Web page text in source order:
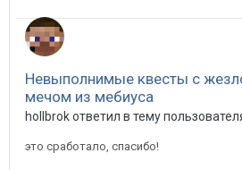
Невыполнимые квесты с
мечом из мебиуса
hollbrok ответил в тему
это сработало, спасибо!